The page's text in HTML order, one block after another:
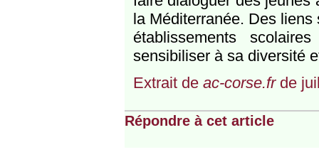
la Méditerranée. Des
établissements
sensibiliser à sa diversité
Extrait de ac-corse.frde
Répondre à cet article